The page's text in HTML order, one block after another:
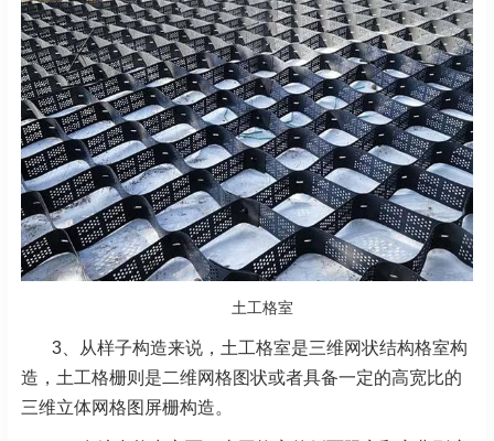
土工格室
3、从样子构造来说，土工格室是三维网状结构格室构
造，土工格栅则是二维网格图状或者具备一定的高宽比的
三维立体网格图屏栅构造。